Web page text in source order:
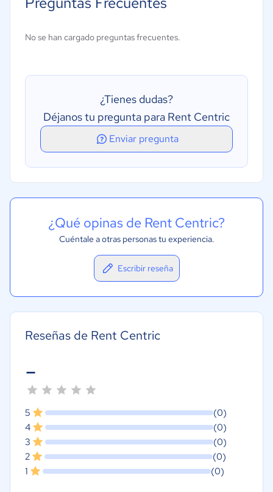
Tablas de tarifas
No se han cargado preguntas frecuentes.
¿Tienes dudas?
Déjanos tu pregunta para Rent Centric
Enviar pregunta
¿Qué opinas de Rent Centric?
Cuéntale a otras personas tu experiencia.
Escribir reseña
Reseñas de Rent Centric
-
5
(0)
4
(0)
3
(0)
2
(0)
1
(0)